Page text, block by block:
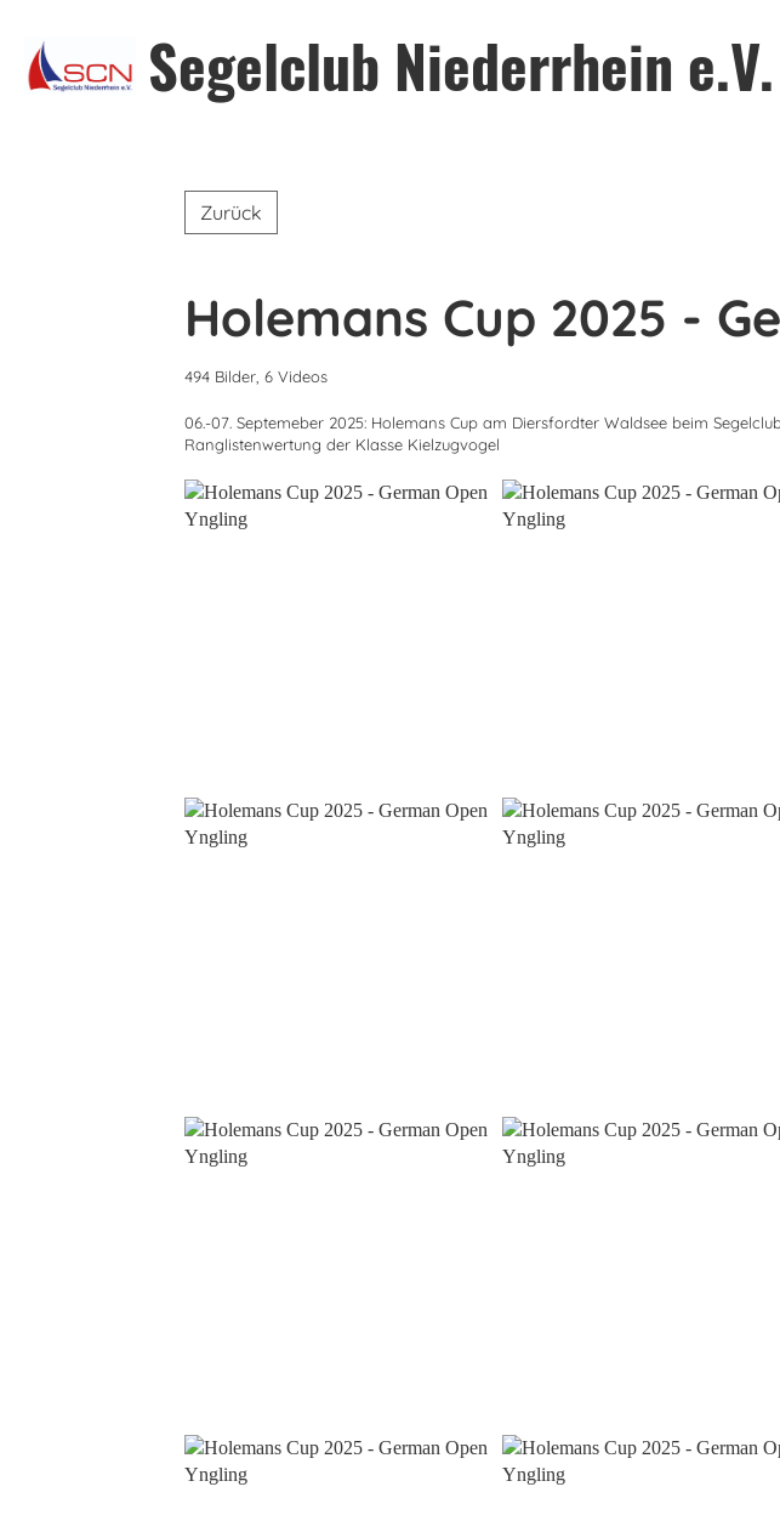
Segelclub Niederrhein e.V.
Zurück
Holemans Cup 2025 -
494 Bilder, 6 Videos
06.-07. Septemeber 2025: Holemans Cup am Diersfordter Waldsee beim
Ranglistenwertung der Klasse Kielzugvogel